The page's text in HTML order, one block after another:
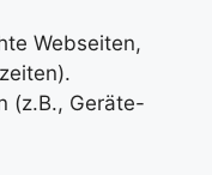
Webseiten,
(z.B., Geräte-